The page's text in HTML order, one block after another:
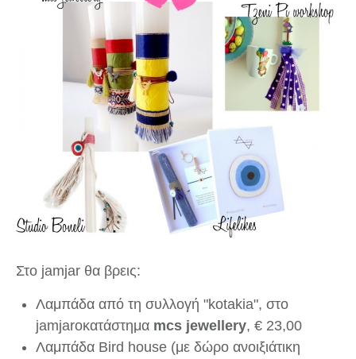
Στο jamjar θα βρεις:
Λαμπάδα από τη συλλογή "kotakia", στο
jamjarοκατάστημα mcs jewellery, € 23,00
Λαμπάδα Bird house (με δώρο ανοιξιάτικη